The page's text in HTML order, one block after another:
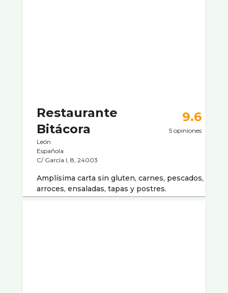
Restaurante
Bitácora
León
Española
C/ Garcí­a I, 8, 24003
9.6
5 opiniones
Amplí­sima carta sin gluten, carnes, pescados,
arroces, ensaladas, tapas y postres.